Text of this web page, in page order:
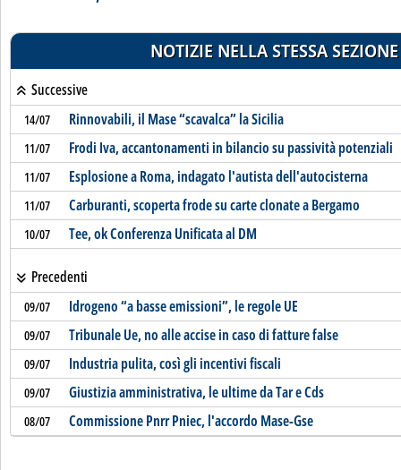
NOTIZIE NELLA STESSA SEZIONE
Successive
14/07 Rinnovabili, il Mase “scavalca” la Sicilia
11/07 Frodi Iva, accantonamenti in bilancio su passività potenziali
11/07 Esplosione a Roma, indagato l'autista dell'autocisterna
11/07 Carburanti, scoperta frode su carte clonate a Bergamo
10/07 Tee, ok Conferenza Unificata al DM
Precedenti
09/07 Idrogeno “a basse emissioni”, le regole UE
09/07 Tribunale Ue, no alle accise in caso di fatture false
09/07 Industria pulita, così gli incentivi fiscali
09/07 Giustizia amministrativa, le ultime da Tar e Cds
08/07 Commissione Pnrr Pniec, l'accordo Mase-Gse